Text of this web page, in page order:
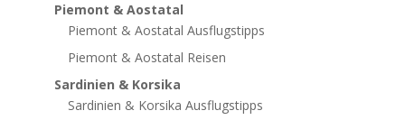
Piemont & Aostatal
Piemont & Aostatal Ausflugstipps
Piemont & Aostatal Reisen
Sardinien & Korsika
Sardinien & Korsika Ausflugstipps